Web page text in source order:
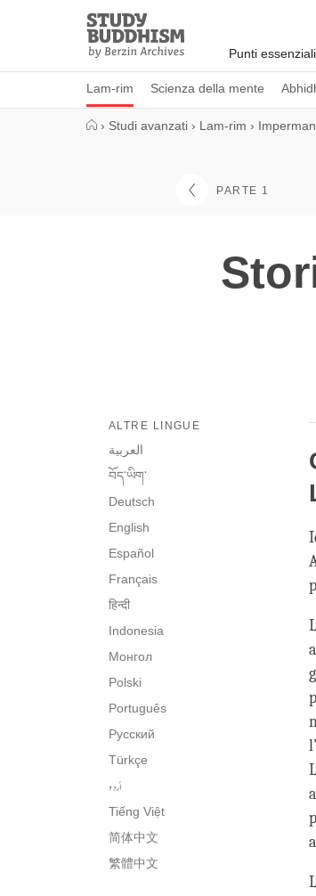
Study
Buddhism
Home
Punti essenziali
Lam-rim Scienza della mente
› Studi avanzati › Lam-rim ›
PARTE 1
ALTRE LINGUE
العربية
བོད་ཡིག་
Deutsch
English
Español
Français
हिन्दी
Indonesia
Монгол
Polski
Português
Русский
Türkçe
اُردو
Tiếng Việt
简体中文
繁體中文